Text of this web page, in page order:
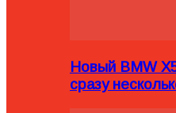
Новый BMW
сразу